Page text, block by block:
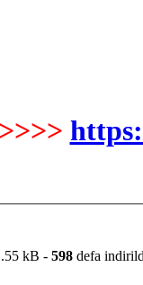
kB - 598 defa